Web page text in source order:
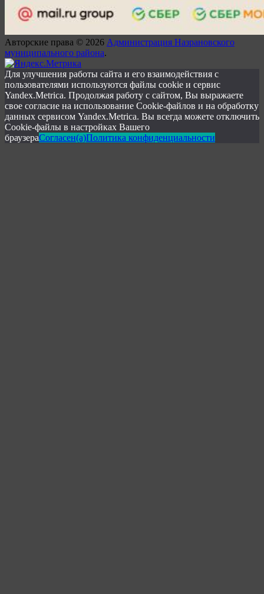
Авторские права © 2026 Администрация Назрановского
муниципального района.
Для улучшения работы сайта и его взаимодействия с
пользователями используются файлы cookie и сервис
Yandex.Metrica. Продолжая работу с сайтом, Вы выражаете
свое согласие на использование Cookie-файлов и на обработку
данных сервисом Yandex.Metrica. Вы всегда можете отключить
Cookie-файлы в настройках Вашего
браузераСогласен(а)Политика конфиденциальности